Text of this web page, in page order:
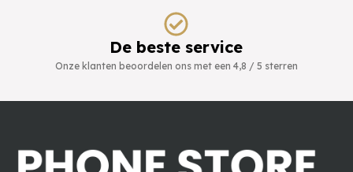
De beste service
Onze klanten beoordelen ons met een 4,8 / 5 sterren